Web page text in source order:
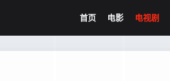
首页 电影 电视剧